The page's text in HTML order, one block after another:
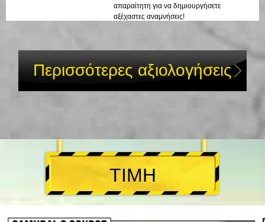
απαραίτητη για να δημιουργήσετε
αξέχαστες αναμνήσεις!
Περισσότερες αξιολογήσεις
ΤΙΜΗ